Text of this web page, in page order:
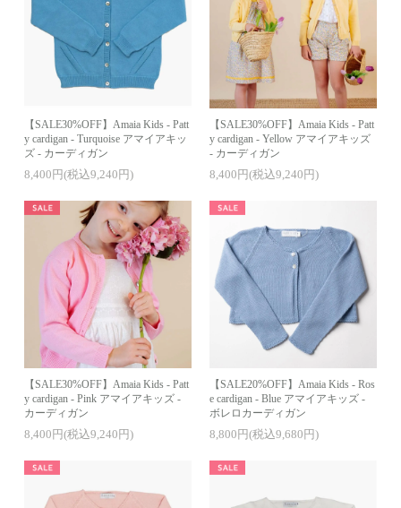
【SALE30%OFF】Amaia Kids - Patt
y cardigan - Turquoise アマイアキッ
ズ - カーディガン
8,400円(税込9,240円)
【SALE30%OFF】Amaia Kids - Patt
y cardigan - Yellow アマイアキッズ
- カーディガン
8,400円(税込9,240円)
【SALE30%OFF】Amaia Kids - Patt
y cardigan - Pink アマイアキッズ -
カーディガン
8,400円(税込9,240円)
【SALE20%OFF】Amaia Kids - Ros
e cardigan - Blue アマイアキッズ -
ボレロカーディガン
8,800円(税込9,680円)